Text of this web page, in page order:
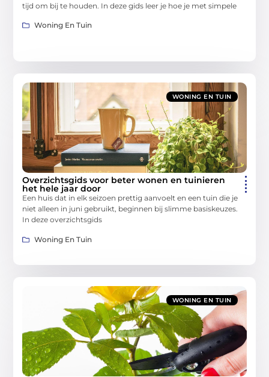
tijd om bij te houden. In deze gids leer je hoe je met simpele
Woning En Tuin
WONING EN TUIN
Overzichtsgids voor beter wonen en tuinieren
het hele jaar door
Een huis dat in elk seizoen prettig aanvoelt en een tuin die je
niet alleen in juni gebruikt, beginnen bij slimme basiskeuzes.
In deze overzichtsgids
Woning En Tuin
WONING EN TUIN